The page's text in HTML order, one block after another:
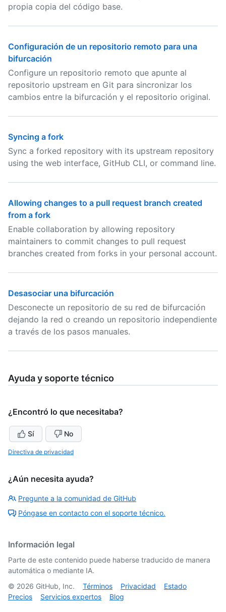
propia copia del código base.
Configuración de un repositorio remoto para una
bifurcación
Configure un repositorio remoto que apunte al
repositorio upstream en Git para sincronizar los
cambios entre la bifurcación y el repositorio original.
Syncing a fork
Sync a forked repository with its upstream repository
using the web interface, GitHub CLI, or command line.
Allowing changes to a pull request branch created
from a fork
Enable collaboration by allowing repository
maintainers to commit changes to pull request
branches created from forks in your personal account.
Desasociar una bifurcación
Desconecte un repositorio de su red de bifurcación
dejando la red o creando un repositorio independiente
a través de los pasos manuales.
Ayuda y soporte técnico
¿Encontró lo que necesitaba?
Sí No
Directiva de privacidad
¿Aún necesita ayuda?
Pregunte a la comunidad de GitHub
Póngase en contacto con el soporte técnico.
Información legal
Parte de este contenido puede haberse traducido de manera
automática o mediante IA.
© 2026 GitHub, Inc. Términos Privacidad
Estado
Precios
Servicios expertos Blog